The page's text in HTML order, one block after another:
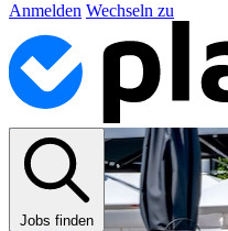
Anmelden Wechseln zu
Jobs finden